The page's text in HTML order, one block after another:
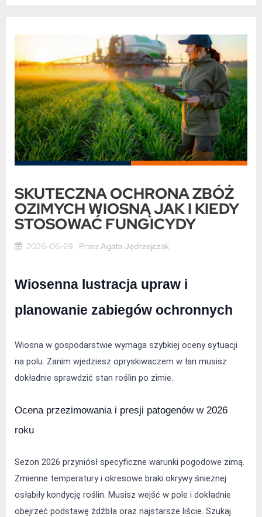
SKUTECZNA OCHRONA ZBÓŻ
OZIMYCH WIOSNĄ JAK I KIEDY
STOSOWAĆ FUNGICYDY
2026-06-29 PrzezAgata Jędrzejczak
Wiosenna lustracja upraw i
planowanie zabiegów ochronnych
Wiosna w gospodarstwie wymaga szybkiej oceny sytuacji
na polu. Zanim wjedziesz opryskiwaczem w łan musisz
dokładnie sprawdzić stan roślin po zimie.
Ocena przezimowania i presji patogenów w 2026
roku
Sezon 2026 przyniósł specyficzne warunki pogodowe zimą.
Zmienne temperatury i okresowe braki okrywy śnieżnej
osłabiły kondycję roślin. Musisz wejść w pole i dokładnie
obejrzeć podstawę źdźbła oraz najstarsze liście. Szukaj